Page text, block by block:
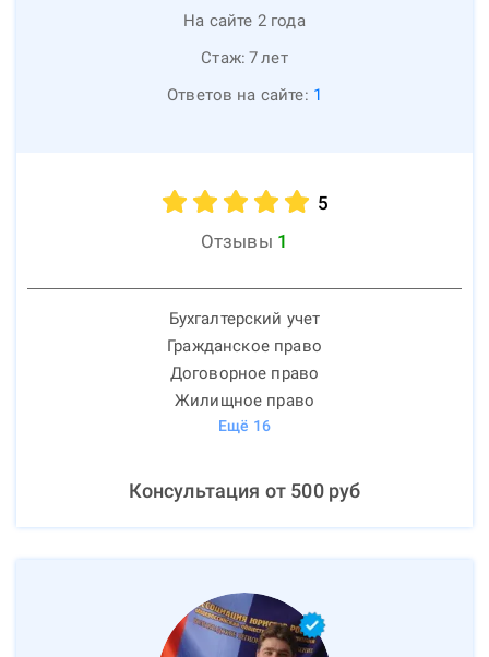
На сайте 2 года
Стаж: 7лет
Ответов на сайте: 1
5
Отзывы 1
Бухгалтерский учет
Гражданское право
Договорное право
Жилищное право
Ещё 16
Консультация от 500руб